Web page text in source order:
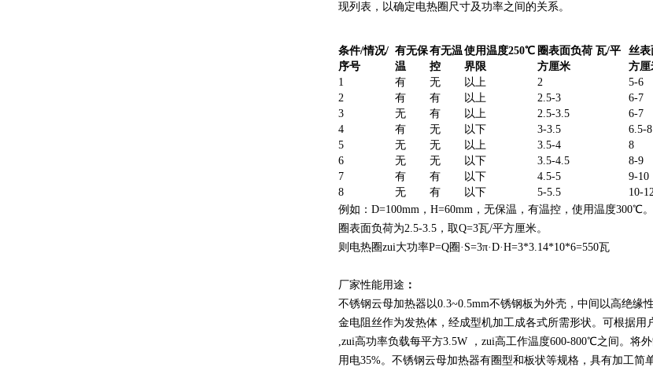
现列表，以确定电热圈尺寸及功率之间的关系。
条件/情况/
序号
有无保
温
有无温
控
使用温度250℃
界限
圈表面负荷 瓦/平
方厘米
丝表
方厘
1
有 无 以上 2
5-6
2 有 有 以上 2.5-3
6-7
3
无 有 以上 2.5-3.5
6-7
4
有 无 以下 3-3.5
6.5-8
5
无 无 以上 3.5-4
8
6
无 无 以下 3.5-4.5
8-9
7
有 有 以下 4.5-5
9-10
8
无 有 以下 5-5.5
10-
例如：D=100mm，H=60mm，无保温，有温控，使用温度300℃。
圈表面负荷为2.5-3.5，取Q=3瓦/平方厘米。
则电热圈zui大功率P=Q圈·S=3π·D·H=3*3.14*10*6=550瓦
厂家性能用途 ：
不锈钢云母加热器以0.3~0.5mm不锈钢板为外壳，中间以高绝
金电阻丝作为发热体，经成型机加工成各式所需形状。可根据用
,zui高功率负载每平方3.5W ，zui高工作温度600-800℃之间。将
用电35%。不锈钢云母加热器有圈型和板状等规格，具有加工